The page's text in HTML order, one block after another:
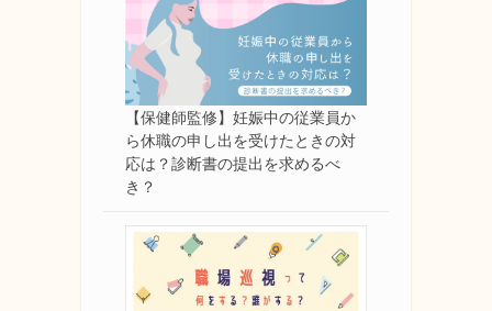
【保健師監修】妊娠中の従業員か
ら休職の申し出を受けたときの対
応は？診断書の提出を求めるべ
き？